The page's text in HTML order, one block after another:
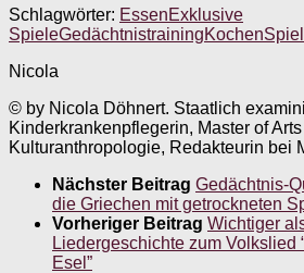
Schlagwörter: EssenExklusive
SpieleGedächtnistrainingKochen
Nicola
© by Nicola Döhnert. Staatlich
Kinderkrankenpflegerin, Master of
Kulturanthropologie, Redakteurin bei
Nächster Beitrag Gedächtnis-
die Griechen mit getrockneten
Vorheriger Beitrag Wichtiger
Liedergeschichte zum Volkslied
Esel”